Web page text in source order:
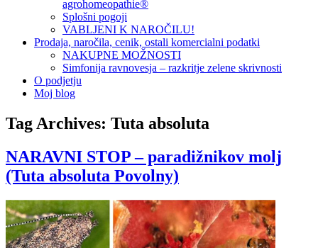
agrohomeopathie®
Splošni pogoji
VABLJENI K NAROČILU!
Prodaja, naročila, cenik, ostali komercialni podatki
NAKUPNE MOŽNOSTI
Simfonija ravnovesja – razkritje zelene skrivnosti
O podjetju
Moj blog
Tag Archives: Tuta absoluta
NARAVNI STOP – paradižnikov molj
(Tuta absoluta Povolny)